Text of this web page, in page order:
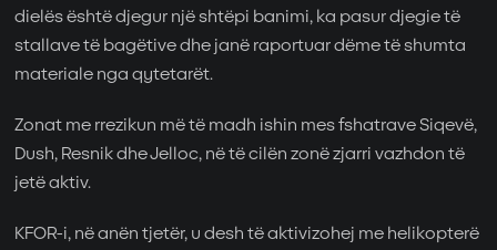
dielës është djegur një shtëpi banimi, ka pasur djegie të
stallave të bagëtive dhe janë raportuar dëme të shumta
materiale nga qytetarët.
Zonat me rrezikun më të madh ishin mes fshatrave Siqevë,
Dush, Resnik dhe Jelloc, në të cilën zonë zjarri vazhdon të
jetë aktiv.
KFOR-i, në anën tjetër, u desh të aktivizohej me helikopterë